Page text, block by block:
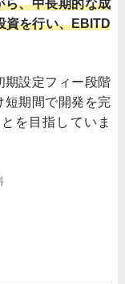
ら、中長期的な成
資を行い、EBITD
期設定フィー段階
短期間で開発を完
を目指していま